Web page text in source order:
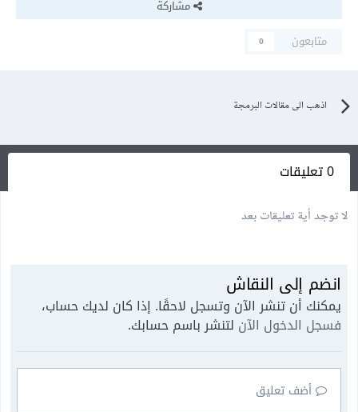
مشاركة
متابعون
0
اذهب الى مقالات البرمجة
0 تعليقات
لا توجد أية تعليقات بعد
انضم إلى النقاش
يمكنك أن تنشر الآن وتسجل لاحقًا. إذا كان لديك حساب،
فسجل الدخول الآن لتنشر باسم حسابك.
أضف تعليق